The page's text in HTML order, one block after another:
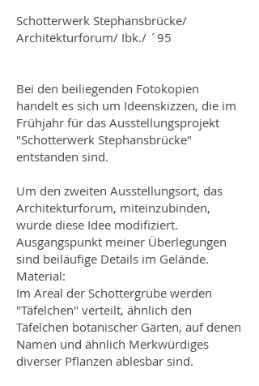
Schotterwerk Stephansbrücke/
Architekturforum/ Ibk./ ´95
Bei den beiliegenden Fotokopien
handelt es sich um Ideenskizzen, die im
Frühjahr für das Ausstellungsprojekt
"Schotterwerk Stephansbrücke"
entstanden sind.
Um den zweiten Ausstellungsort, das
Architekturforum, miteinzubinden,
wurde diese Idee modifiziert.
Ausgangspunkt meiner Überlegungen
sind beiläufige Details im Gelände.
Material:
Im Areal der Schottergrube werden
"Täfelchen" verteilt, ähnlich den
Täfelchen botanischer Gärten, auf denen
Namen und ähnlich Merkwürdiges
diverser Pflanzen ablesbar sind.